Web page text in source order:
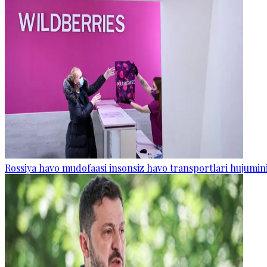
Rossiya havo mudofaasi insonsiz havo transportlari